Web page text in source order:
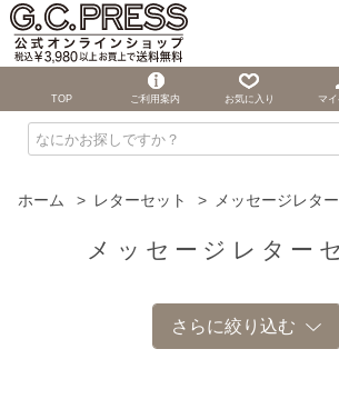
ホーム > レターセット > メッセージレタ
メッセージレター
さらに絞り込む
TOP ご利用案内 お気に入り マ